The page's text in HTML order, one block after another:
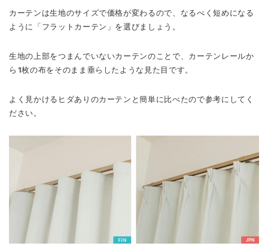
カーテンは生地のサイズで価格が変わるので、なるべく短めになる
ように「フラットカーテン」を選びましょう。
生地の上部をつまんでいないカーテンのことで、カーテンレールか
ら1枚の布をそのまま垂らしたような見た目です。
よく見かけるヒダありのカーテンと簡単に比べたので参考にしてく
ださい。